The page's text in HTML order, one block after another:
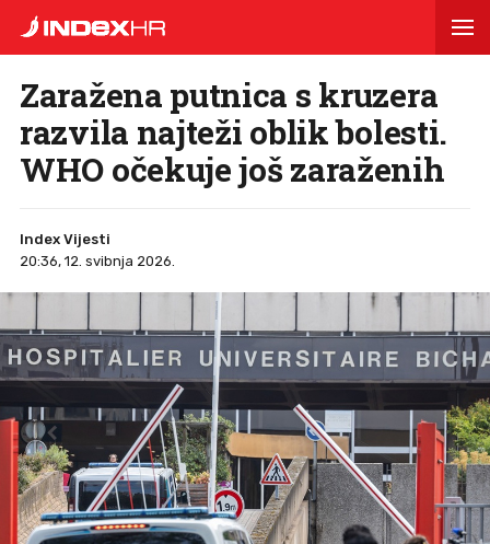
Zaražena putnica s kruzera
razvila najteži oblik bolesti.
WHO očekuje još zaraženih
Index Vijesti
20:36, 12. svibnja 2026.